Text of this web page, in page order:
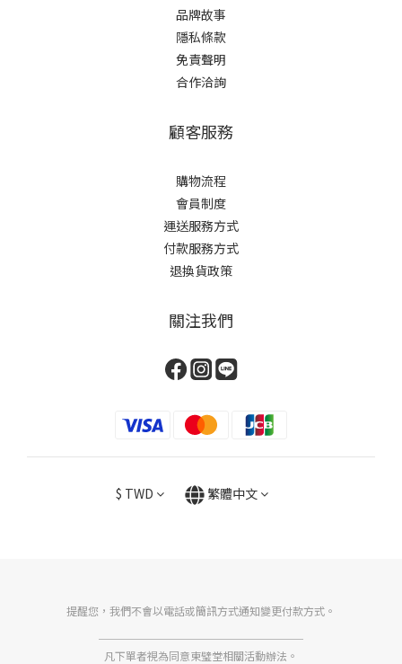
品牌故事
隱私條款
免責聲明
合作洽詢
顧客服務
購物流程
會員制度
運送服務方式
付款服務方式
退換貨政策
關注我們
$ TWD 繁體中文
提醒您，我們不會以電話或簡訊方式通知變更付款方式。
凡下單者視為同意東璧堂相關活動辦法。